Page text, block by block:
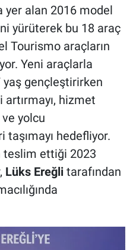
yer alan 2016 model
yürüterek bu 18 araç
Tourismo araçların
Yeni araçlarla
gençleştirirken
hizmet
yolcu
hedefliyor.
teslim ettiği 2023
Lüks Ereğlitarafından